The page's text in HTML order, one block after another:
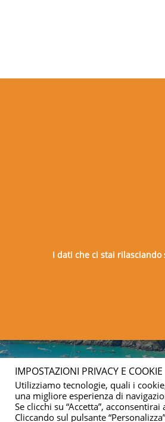
I dati che ci stai
IMPOSTAZIONI PRIVACY E COOKIE
Utilizziamo tecnologie, quali i
una migliore esperienza di
Se clicchi su “Accetta”,
Cliccando sul pulsante